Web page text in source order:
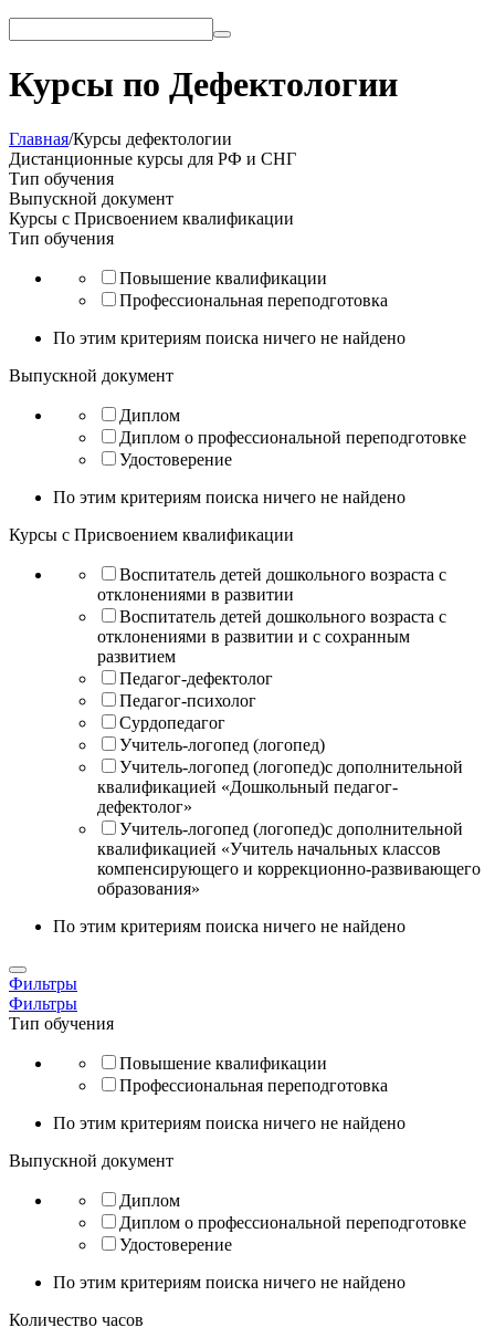
Курсы по Дефектологии
Главная/Курсы дефектологии
Дистанционные курсы для РФ и СНГ
Тип обучения
Выпускной документ
Курсы с Присвоением квалификации
Тип обучения
Повышение квалификации
Профессиональная переподготовка
По этим критериям поиска ничего не найдено
Выпускной документ
Диплом
Диплом о профессиональной переподготовке
Удостоверение
По этим критериям поиска ничего не найдено
Курсы с Присвоением квалификации
Воспитатель детей дошкольного возраста с
отклонениями в развитии
Воспитатель детей дошкольного возраста с
отклонениями в развитии и с сохранным
развитием
Педагог-дефектолог
Педагог-психолог
Сурдопедагог
Учитель-логопед (логопед)
Учитель-логопед (логопед)с дополнительной
квалификацией «Дошкольный педагог-
дефектолог»
Учитель-логопед (логопед)с дополнительной
квалификацией «Учитель начальных классов
компенсирующего и коррекционно-развивающего
образования»
По этим критериям поиска ничего не найдено
Фильтры
Фильтры
Тип обучения
Повышение квалификации
Профессиональная переподготовка
По этим критериям поиска ничего не найдено
Выпускной документ
Диплом
Диплом о профессиональной переподготовке
Удостоверение
По этим критериям поиска ничего не найдено
Количество часов